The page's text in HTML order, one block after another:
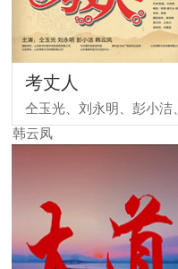
考丈人
仝玉光、刘永明、彭小洁、
韩云凤